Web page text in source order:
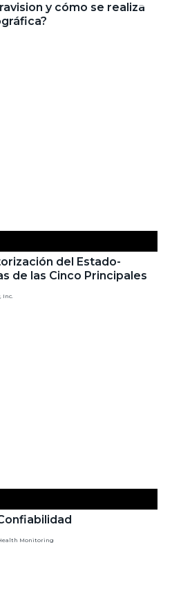
y cómo se realiza
del Estado-
de las Cinco Principales
Inc.
Monitoring